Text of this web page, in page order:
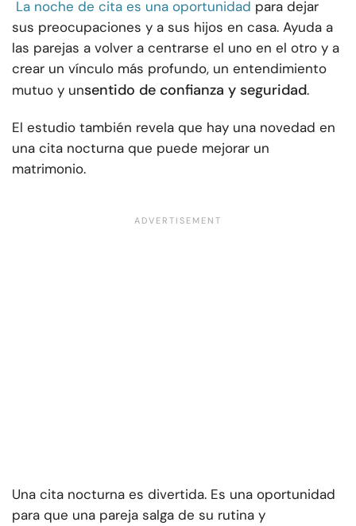
La noche de cita es una oportunidad para dejar
sus preocupaciones y a sus hijos en casa. Ayuda a
las parejas a volver a centrarse el uno en el otro y a
crear un vínculo más profundo, un entendimiento
mutuo y unsentido de confianza y seguridad.
El estudio también revela que hay una novedad en
una cita nocturna que puede mejorar un
matrimonio.
Una cita nocturna es divertida. Es una oportunidad
para que una pareja salga de su rutina y